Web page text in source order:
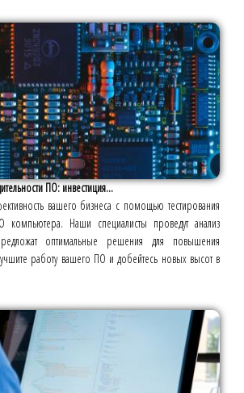
ПО: инвестиция...
вашего бизнеса с помощью тестирования
компьютера. Наши специалисты проведут анализ
оптимальные решения для повышения
работу вашего ПО и добейтесь новых высот в